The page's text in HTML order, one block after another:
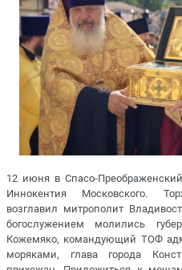
12 июня в Спасо-
Иннокентия Московского.
возглавил митрополит
богослужением молились
Кожемяко, командующий ТОФ
моряками, глава города